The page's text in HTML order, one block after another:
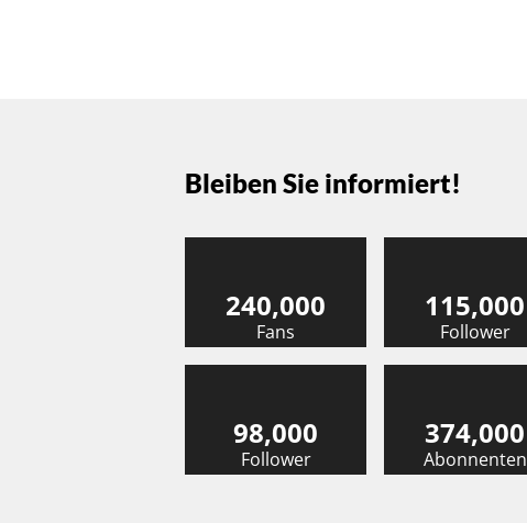
Bleiben Sie informiert!
240,000
Fans
115,000
Follower
98,000
Follower
374,000
Abonnenten